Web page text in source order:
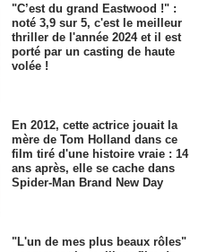
"C’est du grand Eastwood !" :
noté 3,9 sur 5, c'est le meilleur
thriller de l'année 2024 et il est
porté par un casting de haute
volée !
En 2012, cette actrice jouait la
mère de Tom Holland dans ce
film tiré d'une histoire vraie : 14
ans après, elle se cache dans
Spider-Man Brand New Day
"L'un de mes plus beaux rôles"